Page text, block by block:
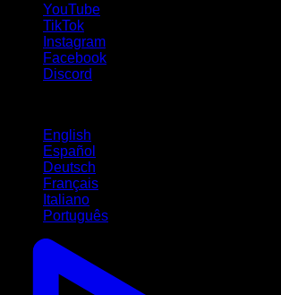
YouTube
TikTok
Instagram
Facebook
Discord
English
Español
Deutsch
Français
Italiano
Português